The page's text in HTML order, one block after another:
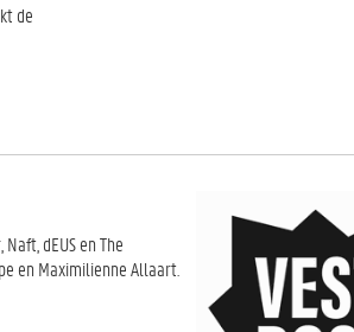
de
dEUS en The
en Maximilienne Allaart.